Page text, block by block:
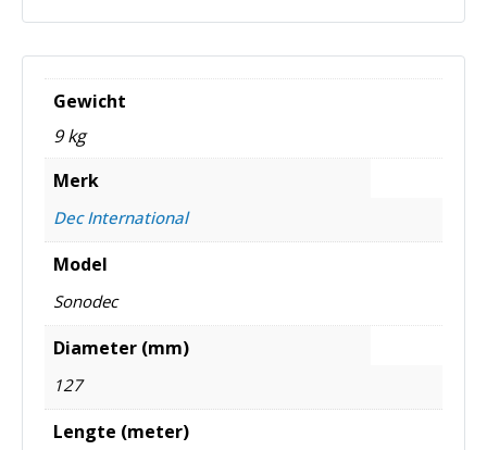
Gewicht
9 kg
Merk
Dec International
Model
Sonodec
Diameter (mm)
127
Lengte (meter)